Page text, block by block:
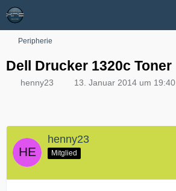
Peripherie
Dell Drucker 1320c Toner
henny23 13. Januar 2014 um 19:40
henny23
Mitglied